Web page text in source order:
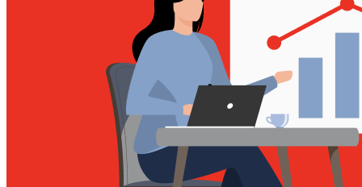
Шаблоны голосовых роботов
Голосовой робот для звонков
Голосовой робот с женским голосом
AI-тренер продаж
AI речевая аналитика
Мероприятия и новости